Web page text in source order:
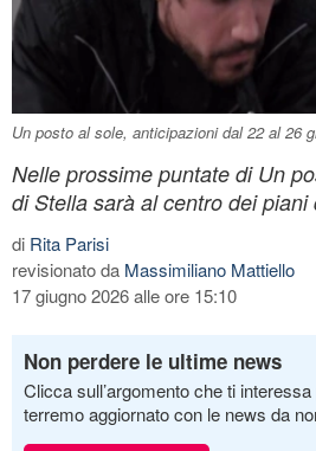
Un posto al sole, anticipazioni dal 22 al 26
Nelle prossime puntate di Un
di Stella sarà al centro dei piani
di Rita Parisi
revisionato da Massimiliano Mattiello
17 giugno 2026 alle ore 15:10
Non perdere le ultime news
Clicca sull’argomento che ti
terremo aggiornato con le news da